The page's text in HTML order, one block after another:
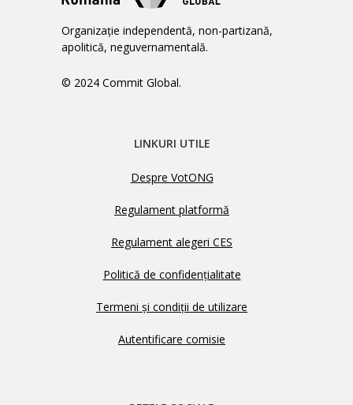
Organizație independentă, non-partizană,
apolitică, neguvernamentală.
© 2024 Commit Global.
LINKURI UTILE
Despre VotONG
Regulament platformă
Regulament alegeri CES
Politică de confidențialitate
Termeni și condiții de utilizare
Autentificare comisie